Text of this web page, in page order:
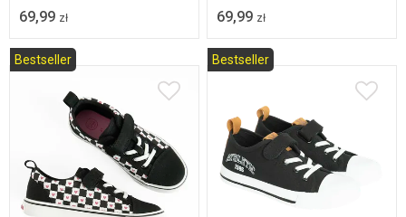
69,99 zł 69,99 zł
Bestseller
31 32 33
34
Bestseller